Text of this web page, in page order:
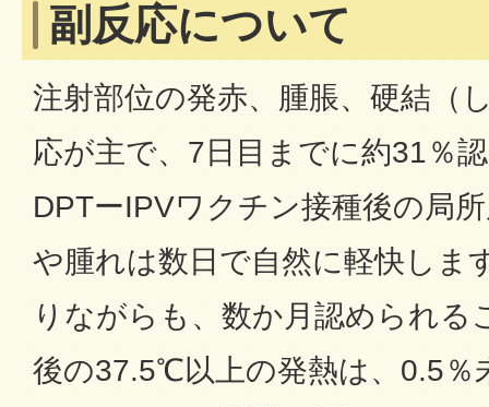
副反応について
注射部位の発赤、腫脹、硬結（
応が主で、7日目までに約31％
DPTーIPVワクチン接種後の局
や腫れは数日で自然に軽快しま
りながらも、数か月認められる
後の37.5℃以上の発熱は、0.5％